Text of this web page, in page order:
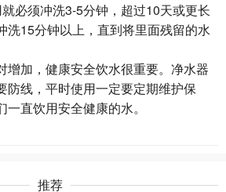
必须冲洗3-5分钟，超过10天或更长
洗15分钟以上，直到将里面残留的水
增加，健康安全饮水很重要。净水器
防线，平时使用一定要定期维护保
直饮用安全健康的水。
推荐